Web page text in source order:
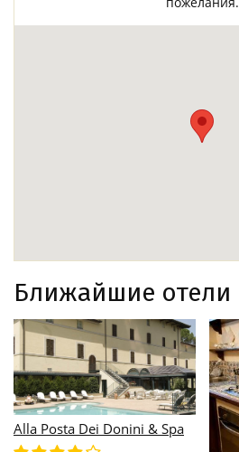
Ближайшие отели
Alla Posta Dei Donini & Spa